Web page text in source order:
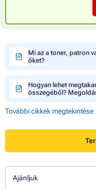
Mi az a toner, patron
őket?
Hogyan lehet
összegéből?
További cikkek megtekintése
Ajánljuk